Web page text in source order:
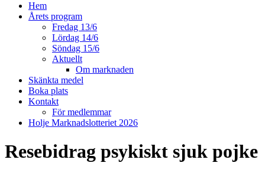
Hem
Årets program
Fredag 13/6
Lördag 14/6
Söndag 15/6
Aktuellt
Om marknaden
Skänkta medel
Boka plats
Kontakt
För medlemmar
Holje Marknadslotteriet 2026
Resebidrag psykiskt sjuk pojke